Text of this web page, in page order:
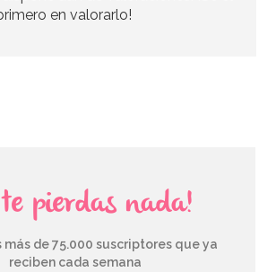
en valorarlo!
te pierdas nada!
más de 75.000 suscriptores que ya
reciben cada semana